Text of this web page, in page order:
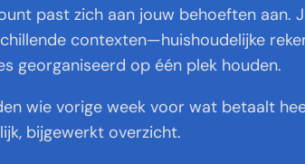
past zich aan jouw behoeften aan.
contexten—huishoudelijke
georganiseerd op één plek houden.
wie vorige week voor wat betaalt
bijgewerkt overzicht.